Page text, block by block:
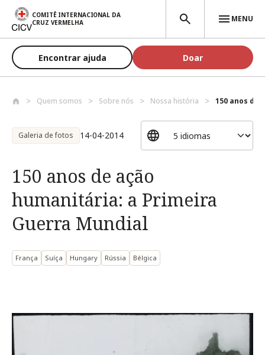
Passar para o conteúdo principal
COMITÊ INTERNACIONAL DA
CRUZ VERMELHA
MENU
Encontrar ajuda Doar
Quem somos Sobre nós Nossa história 150 anos de
Galeria de fotos 14-04-2014
150 anos de ação
humanitária: a Primeira
Guerra Mundial
França Suíça Hungary Rússia Bélgica